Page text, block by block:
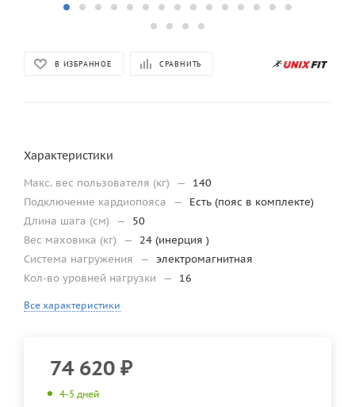
В ИЗБРАННОЕ СРАВНИТЬ
Характеристики
Макс. вес пользователя (кг) —
140
Подключение кардиопояса
—
Есть (пояс в комплекте)
Длина шага (см)
—
50
Вес маховика (кг)
—
24 (инерция )
Система нагружения
— электромагнитная
Кол-во уровней нагрузки
— 16
Все характеристики
74 620 ₽
4-5 дней